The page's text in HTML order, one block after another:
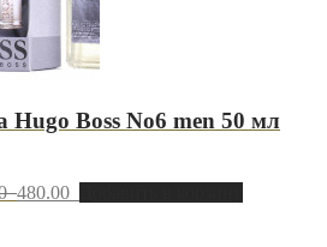
Hugo Boss Nо6 men 50 мл
480.00